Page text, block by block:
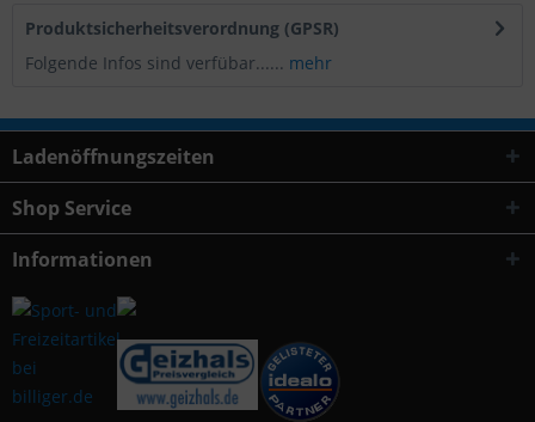
Produktsicherheitsverordnung (GPSR)
Folgende Infos sind verfübar...... mehr
Ladenöffnungszeiten
Shop Service
Informationen